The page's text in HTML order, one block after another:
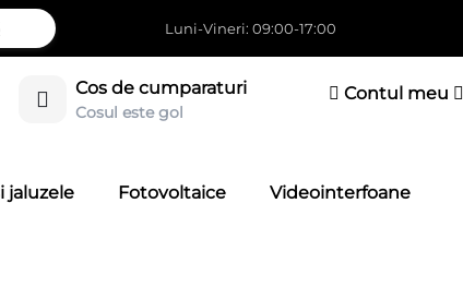
Luni-Vineri: 09:00-17:00
Cos de cumparaturi
Cosul este gol
Contul meu
jaluzele Fotovoltaice Videointerfoane